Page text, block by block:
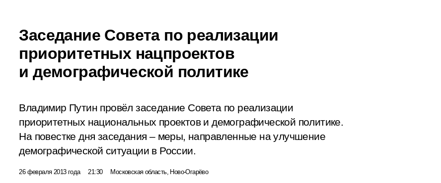
Заседание Совета по реализации
приоритетных нацпроектов
и демографической политике
Владимир Путин провёл заседание Совета по реализации
приоритетных национальных проектов и демографической политике.
На повестке дня заседания – меры, направленные на улучшение
демографической ситуации в России.
26 февраля 2013 года 21:30 Московская область, Ново-Огарёво